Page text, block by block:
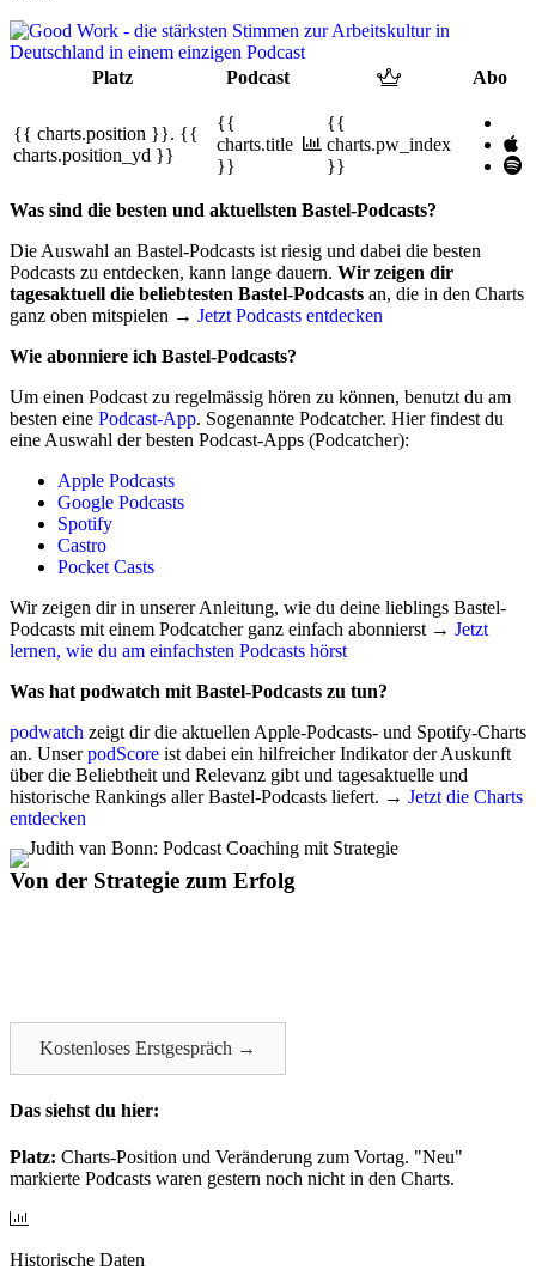
Platz Podcast Abo
{{ charts.position }}. {{
charts.position_yd }}
{{
charts.title
}}
{{
charts.pw_index
}}
Was sind die besten und aktuellsten Bastel-Podcasts?
Die Auswahl an Bastel-Podcasts ist riesig und dabei die besten
Podcasts zu entdecken, kann lange dauern. Wir zeigen dir
tagesaktuell die beliebtesten Bastel-Podcasts an, die in den Charts
ganz oben mitspielen → Jetzt Podcasts entdecken
Wie abonniere ich Bastel-Podcasts?
Um einen Podcast zu regelmässig hören zu können, benutzt du am
besten eine Podcast-App. Sogenannte Podcatcher. Hier findest du
eine Auswahl der besten Podcast-Apps (Podcatcher):
Apple Podcasts
Google Podcasts
Spotify
Castro
Pocket Casts
Wir zeigen dir in unserer Anleitung, wie du deine lieblings Bastel-
Podcasts mit einem Podcatcher ganz einfach abonnierst → Jetzt
lernen, wie du am einfachsten Podcasts hörst
Was hat podwatch mit Bastel-Podcasts zu tun?
podwatch zeigt dir die aktuellen Apple-Podcasts- und Spotify-Charts
an. UnserpodScore ist dabei ein hilfreicher Indikator der Auskunft
über die Beliebtheit und Relevanz gibt und tagesaktuelle und
historische Rankings aller Bastel-Podcasts liefert. → Jetzt die Charts
entdecken
Von der Strategie zum Erfolg
Kostenloses Erstgespräch →
Das siehst du hier:​
Platz: Charts-Position und Veränderung zum Vortag. "Neu"
markierte Podcasts waren gestern noch nicht in den Charts.
Historische Daten